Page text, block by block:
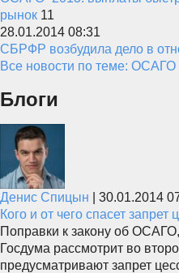
рынок 11
28.01.2014 08:31
СБРФР возбудила дело в
Все новости по теме: ОСАГО
Блоги
Денис Спицын
30.01.2014
Кого и от чего спасет
Поправки к закону об
Госдума рассмотрит во
предусматривают запрет